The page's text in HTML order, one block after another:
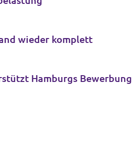
wieder komplett
Hamburgs Bewerbung